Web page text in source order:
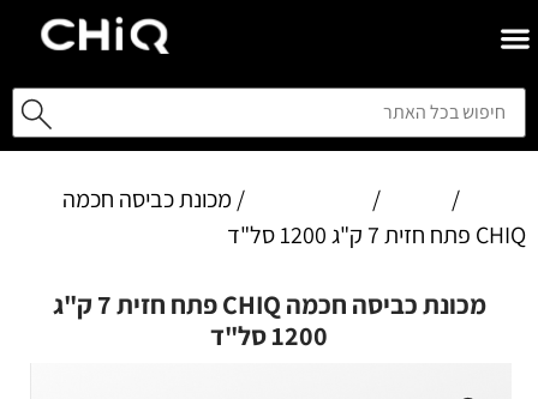
/
/
/ מכונת כביסה חכמה
CHIQ פתח חזית 7 ק"ג 1200 סל"ד
מכונת כביסה חכמה CHIQ פתח חזית 7 ק"ג
1200 סל"ד